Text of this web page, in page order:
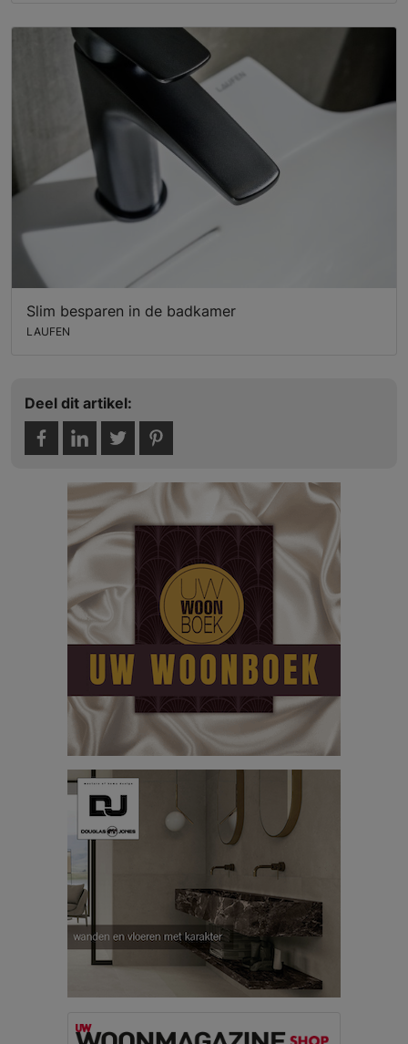
Slim besparen in de badkamer
LAUFEN
Deel dit artikel: